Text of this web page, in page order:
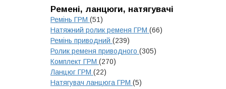
Ремені, ланцюги, натягувачі
Ремінь ГРМ (51)
Натяжний ролик ременя ГРМ (66)
Ремінь приводний (239)
Ролик ременя приводного (305)
Комплект ГРМ (270)
Ланцюг ГРМ (22)
Натягувач ланцюга ГРМ (5)